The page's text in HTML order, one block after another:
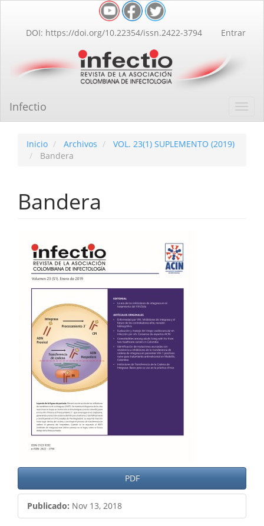
Contenido
principal
lateral
DOI: https://doi.org/10.22354/issn.2422-3794 Entrar
Infectio
Inicio Archivos
VOL. 23(1) SUPLEMENTO (2019)
Bandera
Bandera
Barra
lateral
del
artículo
PDF
Publicado: Nov 13, 2018